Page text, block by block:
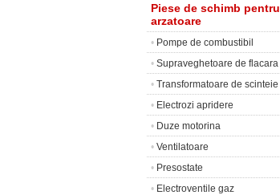
Piese de schimb pentru
arzatoare
• Pompe de combustibil
• Supraveghetoare de flacara
• Transformatoare de scinteie
• Electrozi apridere
• Duze motorina
• Ventilatoare
• Presostate
• Electroventile gaz